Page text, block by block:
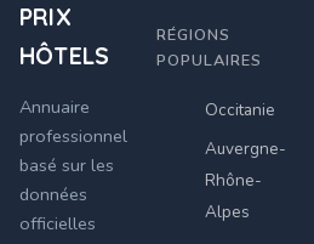
PRIX
HÔTELS
Annuaire
professionnel
basé sur les
données
officielles
RÉGIONS
POPULAIRES
Occitanie
Auvergne-
Rhône-
Alpes